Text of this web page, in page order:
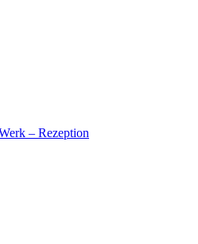
– Rezeption